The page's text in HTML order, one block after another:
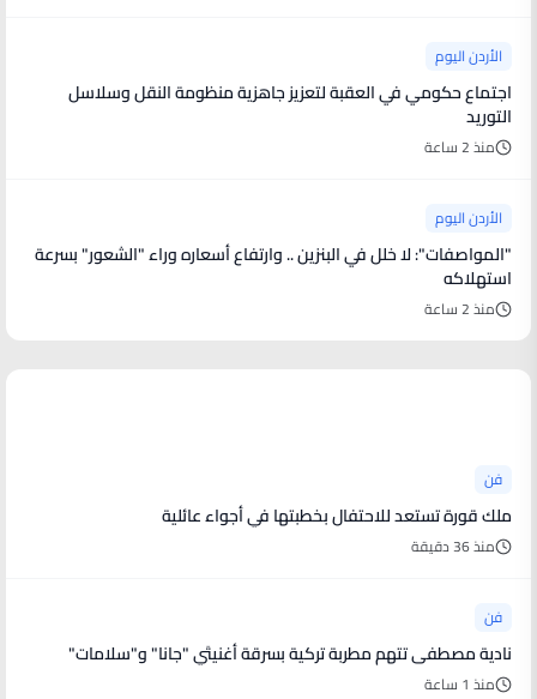
الأردن اليوم
اجتماع حكومي في العقبة لتعزيز جاهزية منظومة النقل وسلاسل
التوريد
منذ 2 ساعة
الأردن اليوم
"المواصفات": لا خلل في البنزين .. وارتفاع أسعاره وراء "الشعور" بسرعة
استهلاكه
منذ 2 ساعة
فن
ملك قورة تستعد للاحتفال بخطبتها في أجواء عائلية
منذ 36 دقيقة
فن
نادية مصطفى تتهم مطربة تركية بسرقة أغنيتَي "جانا" و"سلامات"
منذ 1 ساعة